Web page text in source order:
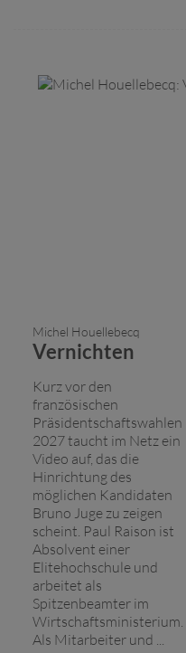
Michel Houellebecq
Vernichten
Kurz vor den
französischen
Präsidentschaftswahlen
2027 taucht im Netz ein
Video auf, das die
Hinrichtung des
möglichen Kandidaten
Bruno Juge zu zeigen
scheint. Paul Raison ist
Absolvent einer
Elitehochschule und
arbeitet als
Spitzenbeamter im
Wirtschaftsministerium.
Als Mitarbeiter und ...